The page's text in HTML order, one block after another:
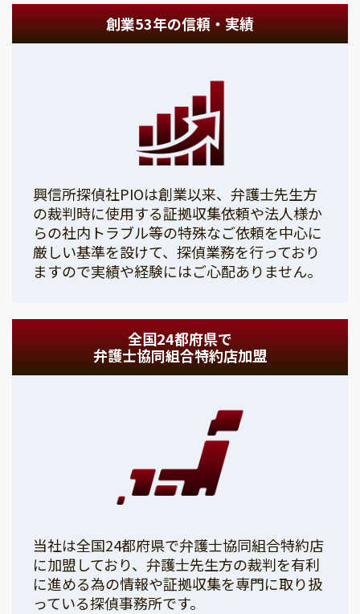
創業53年の信頼・実績
興信所探偵社PIOは創業以来、弁護士先生方
の裁判時に使用する証拠収集依頼や法人様か
らの社内トラブル等の特殊なご依頼を中心に
厳しい基準を設けて、探偵業務を行っており
ますので実績や経験にはご心配ありません。
全国24都府県で
弁護士協同組合特約店加盟
当社は全国24都府県で弁護士協同組合特約店
に加盟しており、弁護士先生方の裁判を有利
に進める為の情報や証拠収集を専門に取り扱
っている探偵事務所です。